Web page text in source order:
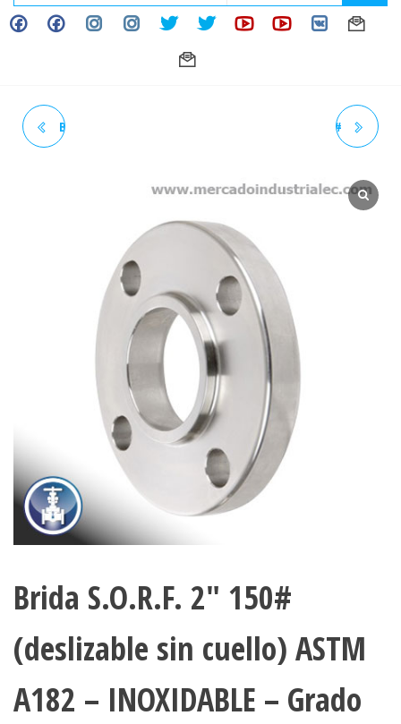
BRIDA S.O.R.F. 1-1/2" 150#
GRADO 304/304L
BRIDA S.O.R.F. 2-1/2" 150#
GRADO 304/304L
Brida S.O.R.F. 2″ 150#
(deslizable sin cuello) ASTM
A182 – INOXIDABLE – Grado